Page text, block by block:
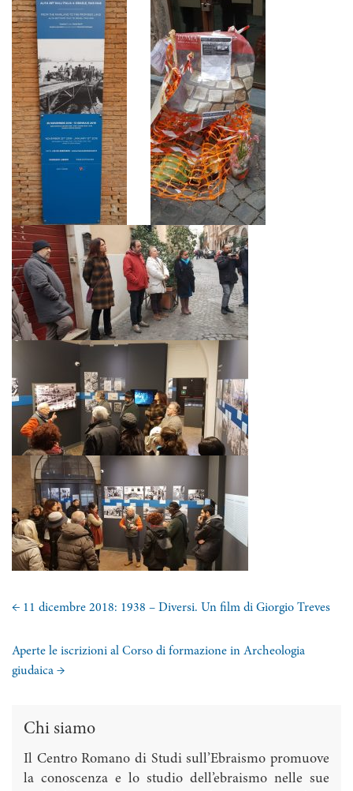
← 11 dicembre 2018: 1938 – Diversi. Un film di Giorgio Treves
Aperte le iscrizioni al Corso di formazione in Archeologia
giudaica →
Chi siamo
Il Centro Romano di Studi sull’Ebraismo promuove
la conoscenza e lo studio dell’ebraismo nelle sue